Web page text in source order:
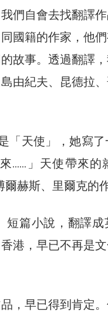
們自會去找翻譯
國籍的作家，他們
故事。透過翻譯
由紀夫、昆德拉
「天使」，她寫
……」天使帶來的
赫斯、里爾克的作
短篇小說，翻譯
港，早已不再是
，早已得到肯定